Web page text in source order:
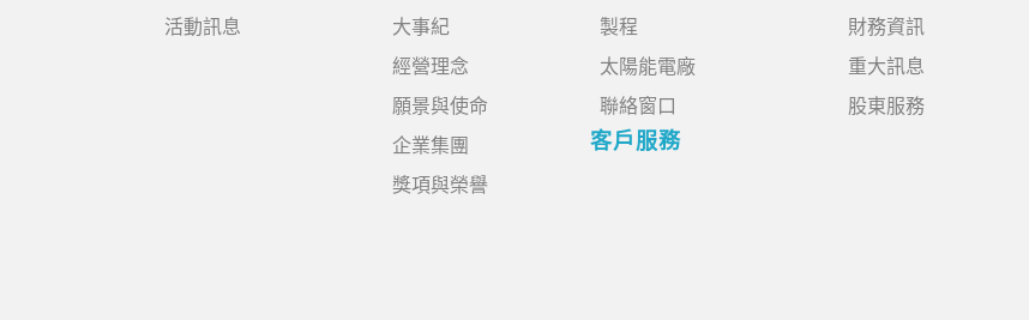
活動訊息
大事紀
經營理念
願景與使命
企業集團
獎項與榮譽
製程
太陽能電廠
聯絡窗口
客戶服務
財務資訊
重大訊息
股東服務